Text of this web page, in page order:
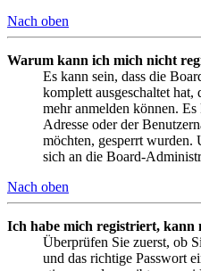
Nach oben
Warum kann ich mich nicht
Es kann sein, dass die
komplett ausgeschaltet
mehr anmelden können.
Adresse oder der
möchten, gesperrt
sich an die Board-
Nach oben
Ich habe mich registriert, kann
Überprüfen Sie zuerst, ob
und das richtige Passwort